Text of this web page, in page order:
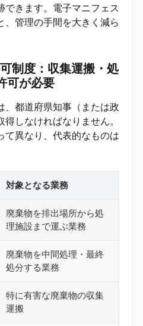
できます。電子マニフェス
、管理の手間を大きく減ら
制度：収集運搬・処
可が必要
、都道府県知事（または政
しなければなりません。
て異なり、代表的なものは
対象となる業務
廃棄物を排出場所から処
理施設まで運ぶ業務
廃棄物を中間処理・最終
処分する業務
特に有害な廃棄物の収集
運搬